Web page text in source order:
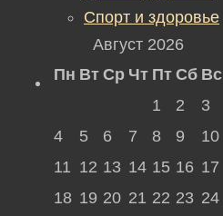
Спорт и здоровье
Август 2026
Пн Вт Ср Чт Пт Сб Вс
1
2
3
4
5 6 7 8 9
10
11 12 13 14 15 16 17
18 19 20 21 22 23 24